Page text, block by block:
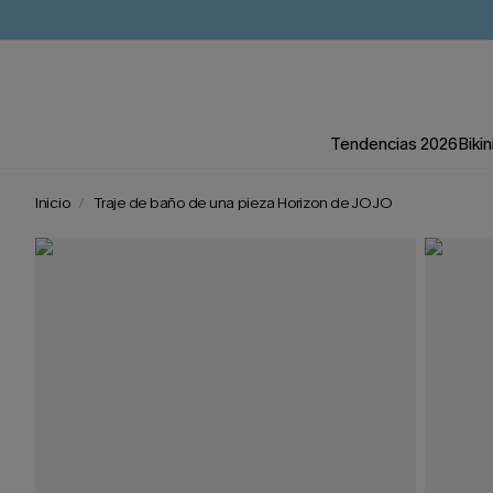
Tendencias 2026
Inicio Traje de baño de una pieza Horizon de JOJO